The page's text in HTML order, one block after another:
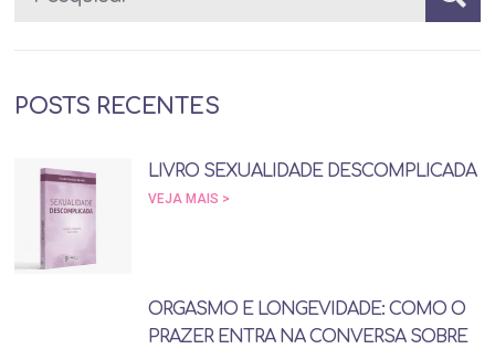
POSTS RECENTES
LIVRO SEXUALIDADE DESCOMPLICADA
VEJA MAIS >
ORGASMO E LONGEVIDADE: COMO O
PRAZER ENTRA NA CONVERSA SOBRE